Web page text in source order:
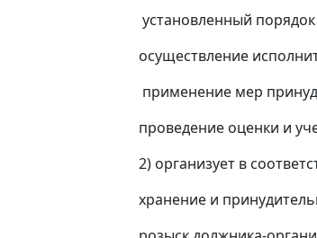
установленный
осуществление
применение мер
проведение оценки и
2) организует в
хранение и